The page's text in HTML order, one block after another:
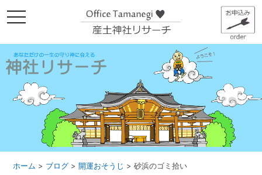
メ
ニ
ー
ホーム > ブログ >開運おそうじ >砂浜のゴミ拾い